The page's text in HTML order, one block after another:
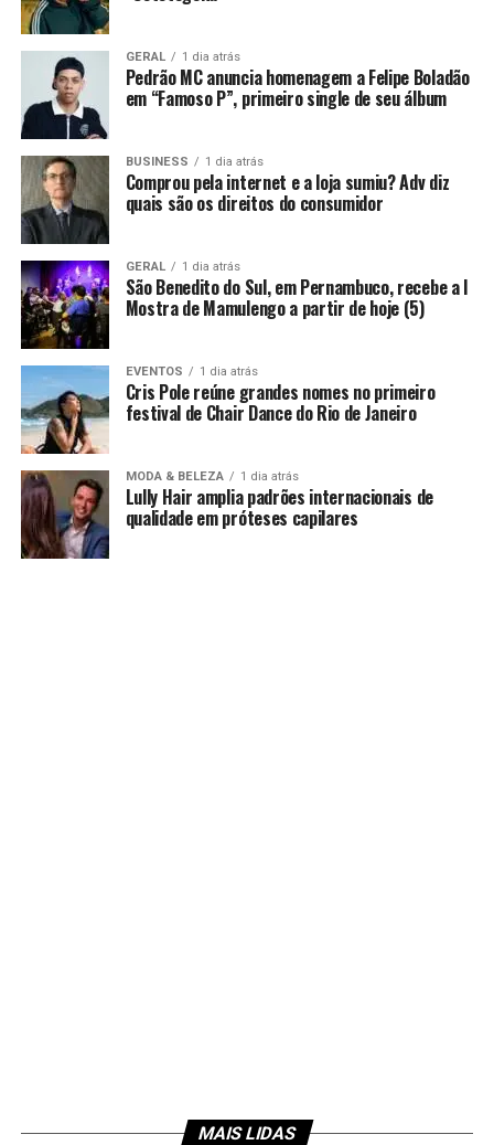
GERAL 1 dia atrás
Pedrão MC anuncia homenagem a Felipe Boladão
em “Famoso P”, primeiro single de seu álbum
BUSINESS 1 dia atrás
Comprou pela internet e a loja sumiu? Adv diz
quais são os direitos do consumidor
GERAL 1 dia atrás
São Benedito do Sul, em Pernambuco, recebe a I
Mostra de Mamulengo a partir de hoje (5)
EVENTOS 1 dia atrás
Cris Pole reúne grandes nomes no primeiro
festival de Chair Dance do Rio de Janeiro
MODA & BELEZA 1 dia atrás
Lully Hair amplia padrões internacionais de
qualidade em próteses capilares
MAIS LIDAS